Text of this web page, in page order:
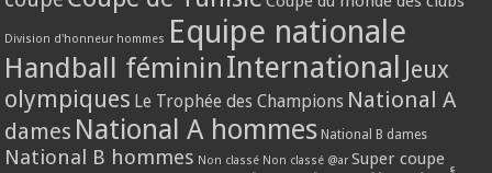
Division d'honneur hommes Equipe nationale
Handball féminin International Jeux
olympiques Le Trophée des Champions National A
dames National A hommes National B dames
National B hommes Non classé Non classé @ar Super coupe